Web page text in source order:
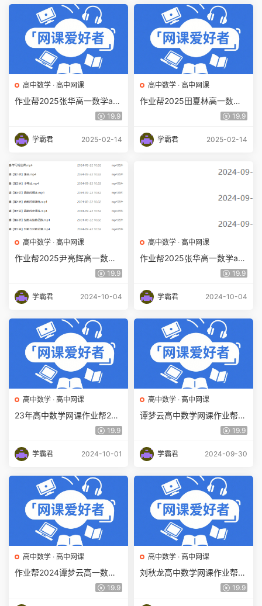
高中数学 · 高中网课
作业帮2025张华高一数学a网
课教程秋季班【提升班】 19.9
学霸君 2025-02-14
高中数学 · 高中网课
作业帮2025田夏林高一数学a
网课教程秋季班【提升班】19.9
学霸君 2025-02-14
高中数学 · 高中网课
作业帮2025尹亮辉高一数学a
19.9
学霸君 2024-10-04
高中数学 · 高中网课
作业帮2025张华高一数学a
19.9
学霸君 2024-10-04
高中数学 · 高中网课
23年高中数学网课作业帮202
3韩佳伟高一数学a春季班视19.9
学霸君 2024-10-01
高中数学 · 高中网课
谭梦云高中数学网课作业帮2
024谭梦云高一数学a+教程19.9
学霸君 2024-09-30
高中数学 · 高中网课
作业帮2024谭梦云高一数学s
网课教程（暑假班+秋季班）
19.9
高中数学 · 高中网课
刘秋龙高中数学网课作业帮2
024刘秋龙高一数学a+教程19.9